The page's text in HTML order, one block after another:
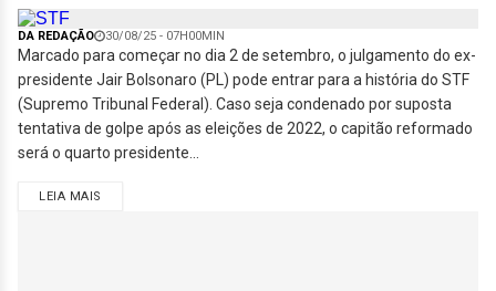
DA REDAÇÃO 30/08/25 - 07H00MIN
Marcado para começar no dia 2 de setembro, o julgamento do ex-
presidente Jair Bolsonaro (PL) pode entrar para a história do STF
(Supremo Tribunal Federal). Caso seja condenado por suposta
tentativa de golpe após as eleições de 2022, o capitão reformado
será o quarto presidente...
LEIA MAIS